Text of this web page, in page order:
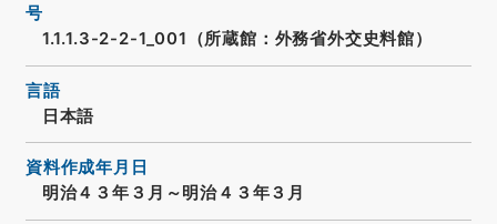
号
1.1.1.3-2-2-1_001（所蔵館：外務省外交史料館）
言語
日本語
資料作成年月日
明治４３年３月～明治４３年３月